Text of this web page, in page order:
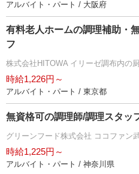
アルバイト・パート / 大阪府
有料老人ホームの調理補助・
フ
株式会社HITOWA イリーゼ調布内の
時給1,226円～
アルバイト・パート / 東京都
無資格可の調理師/調理スタッ
グリーンフード株式会社 ココファン
時給1,225円～
アルバイト・パート / 神奈川県